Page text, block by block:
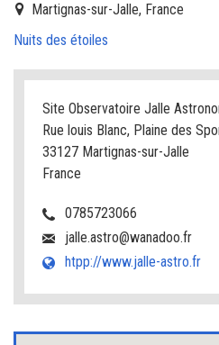
Martignas-sur-Jalle, France
Nuits des étoiles
Site Observatoire Jalle
Rue louis Blanc, Plaine des
33127 Martignas-sur-Jalle
France
0785723066
jalle.astro@wanadoo.fr
htpp://www.jalle-astro.fr